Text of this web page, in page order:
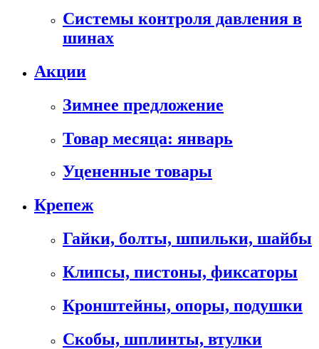
Системы контроля давления в
шинах
Акции
Зимнее предложение
Товар месяца: январь
Уцененные товары
Крепеж
Гайки, болты, шпильки, шайбы
Клипсы, пистоны, фиксаторы
Кронштейны, опоры, подушки
Скобы, шплинты, втулки